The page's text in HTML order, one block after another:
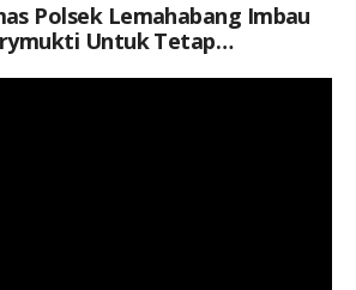
Polsek Lemahabang Imbau
Untuk Tetap